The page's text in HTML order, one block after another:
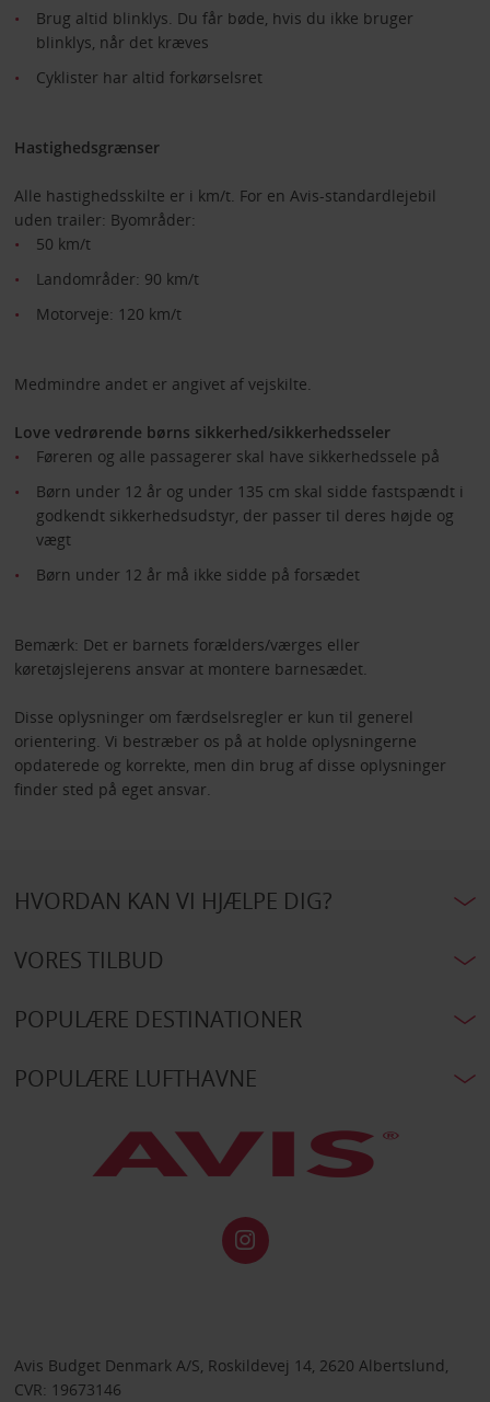
Brug altid blinklys. Du får bøde, hvis du ikke bruger
blinklys, når det kræves
Cyklister har altid forkørselsret
Hastighedsgrænser
Alle hastighedsskilte er i km/t. For en Avis-standardlejebil
uden trailer: Byområder:
50 km/t
Landområder: 90 km/t
Motorveje: 120 km/t
Medmindre andet er angivet af vejskilte.
Love vedrørende børns sikkerhed/sikkerhedsseler
Føreren og alle passagerer skal have sikkerhedssele på
Børn under 12 år og under 135 cm skal sidde fastspændt i
godkendt sikkerhedsudstyr, der passer til deres højde og
vægt
Børn under 12 år må ikke sidde på forsædet
Bemærk: Det er barnets forælders/værges eller
køretøjslejerens ansvar at montere barnesædet.
Disse oplysninger om færdselsregler er kun til generel
orientering. Vi bestræber os på at holde oplysningerne
opdaterede og korrekte, men din brug af disse oplysninger
finder sted på eget ansvar.
HVORDAN KAN VI HJÆLPE DIG?
VORES TILBUD
POPULÆRE DESTINATIONER
POPULÆRE LUFTHAVNE
Avis Budget Denmark A/S, Roskildevej 14, 2620 Albertslund,
CVR: 19673146